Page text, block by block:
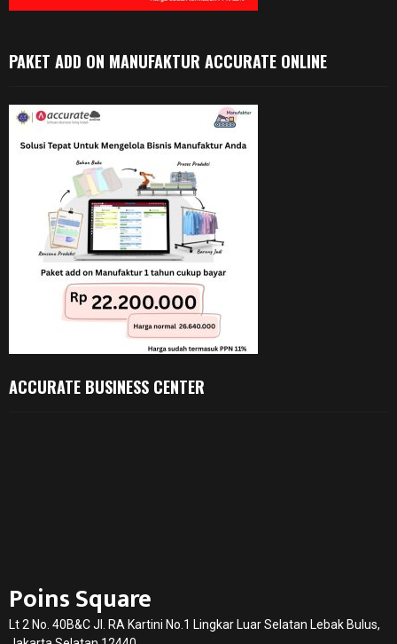
PAKET ADD ON MANUFAKTUR ACCURATE ONLINE
ACCURATE BUSINESS CENTER
Poins Square
Lt 2 No. 40B&C Jl. RA Kartini No.1 Lingkar Luar Selatan Lebak Bulus,